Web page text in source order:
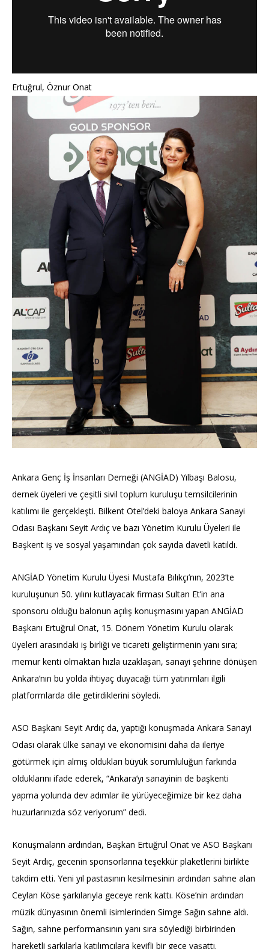
Ertuğrul, Öznur Onat
Ankara Genç İş İnsanları Derneği (ANGİAD) Yılbaşı Balosu,
dernek üyeleri ve çeşitli sivil toplum kuruluşu temsilcilerinin
katılımı ile gerçekleşti. Bilkent Otel’deki baloya Ankara Sanayi
Odası Başkanı Seyit Ardıç ve bazı Yönetim Kurulu Üyeleri ile
Başkent iş ve sosyal yaşamından çok sayıda davetli katıldı.
ANGİAD Yönetim Kurulu Üyesi Mustafa Bılıkçı’nın, 2023’te
kuruluşunun 50. yılını kutlayacak firması Sultan Et’in ana
sponsoru olduğu balonun açılış konuşmasını yapan ANGİAD
Başkanı Ertuğrul Onat, 15. Dönem Yönetim Kurulu olarak
üyeleri arasındaki iş birliği ve ticareti geliştirmenin yanı sıra;
memur kenti olmaktan hızla uzaklaşan, sanayi şehrine dönüşen
Ankara’nın bu yolda ihtiyaç duyacağı tüm yatırımları ilgili
platformlarda dile getirdiklerini söyledi.
ASO Başkanı Seyit Ardıç da, yaptığı konuşmada Ankara Sanayi
Odası olarak ülke sanayi ve ekonomisini daha da ileriye
götürmek için almış oldukları büyük sorumluluğun farkında
olduklarını ifade ederek, “Ankara’yı sanayinin de başkenti
yapma yolunda dev adımlar ile yürüyeceğimize bir kez daha
huzurlarınızda söz veriyorum” dedi.
Konuşmaların ardından, Başkan Ertuğrul Onat ve ASO Başkanı
Seyit Ardıç, gecenin sponsorlarına teşekkür plaketlerini birlikte
takdim etti. Yeni yıl pastasının kesilmesinin ardından sahne alan
Ceylan Köse şarkılarıyla geceye renk kattı. Köse’nin ardından
müzik dünyasının önemli isimlerinden Simge Sağın sahne aldı.
Sağın, sahne performansının yanı sıra söylediği birbirinden
hareketli şarkılarla katılımcılara keyifli bir gece yaşattı.